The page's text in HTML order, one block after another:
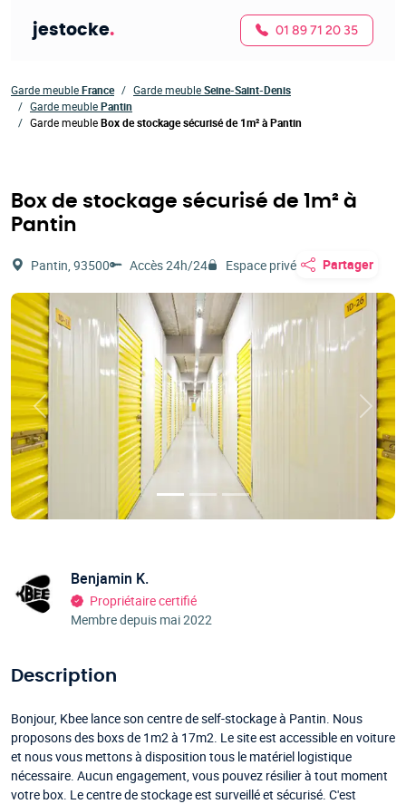
jestocke. 01 89 71 20 35
Garde meubleFrance Garde meubleSeine-Saint-Denis
Garde meublePantin
Garde meubleBox de stockage sécurisé de 1m² à Pantin
Box de stockage sécurisé de 1m² à
Pantin
Pantin, 93500 Accès 24h/24 Espace privé Partager
Précédent
Benjamin K.
Propriétaire certifié
Membre depuis mai 2022
Description
Bonjour, Kbee lance son centre de self-stockage à Pantin. Nous
proposons des boxs de 1m2 à 17m2. Le site est accessible en voiture
et nous vous mettons à disposition tous le matériel logistique
nécessaire. Aucun engagement, vous pouvez résilier à tout moment
votre box. Le centre de stockage est surveillé et sécurisé. C'est